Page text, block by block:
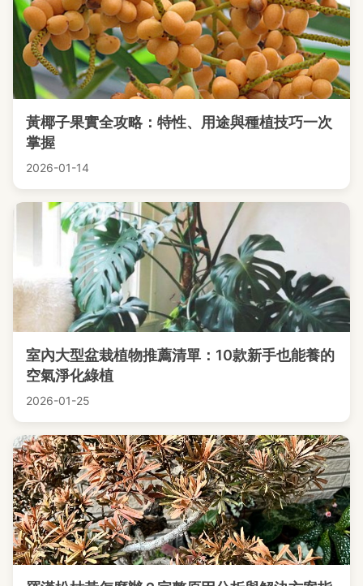
黃椰子果實全攻略：特性、用途與種植技巧一次
掌握
2026-01-14
室內大型盆栽植物推薦清單：10款新手也能養的
空氣淨化綠植
2026-01-25